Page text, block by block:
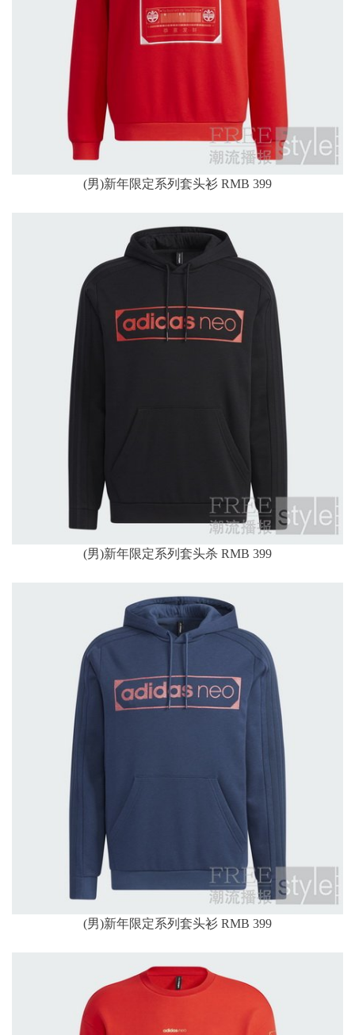
(男)新年限定系列套头衫 RMB 399
(男)新年限定系列套头杀 RMB 399
(男)新年限定系列套头衫 RMB 399